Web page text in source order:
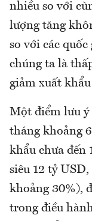
nhiều so với
lượng tăng
so với các
chúng ta là
giảm xuất
Một điểm lưu ý
tháng khoảng
khẩu chưa đến
siêu 12 tỷ
khoảng 30%),
trong điều